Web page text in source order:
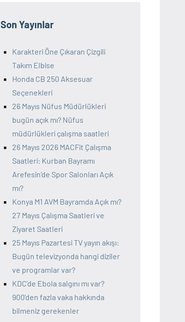
Son Yayınlar
Karakteri Öne Çıkaran Çizgili
Takım Elbise
Honda CB 250 Aksesuar
Seçenekleri
26 Mayıs Nüfus Müdürlükleri
bugün açık mı? Nüfus
müdürlükleri çalışma saatleri
26 Mayıs 2026 MACFit Çalışma
Saatleri: Kurban Bayramı
Arefesin’de Spor Salonları Açık
mı?
Konya M1 AVM Bayramda Açık mı?
27 Mayıs Çalışma Saatleri ve
Ziyaret Saatleri
25 Mayıs Pazartesi TV yayın akışı:
Bugün televizyonda hangi diziler
ve programlar var?
KDC’de Ebola salgını mı var?
900’den fazla vaka hakkında
bilmeniz gerekenler